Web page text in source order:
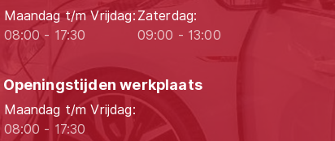
Maandag t/m Vrijdag:
08:00 - 17:30
Zaterdag:
09:00 - 13:00
Openingstijden werkplaats
Maandag t/m Vrijdag:
08:00 - 17:30